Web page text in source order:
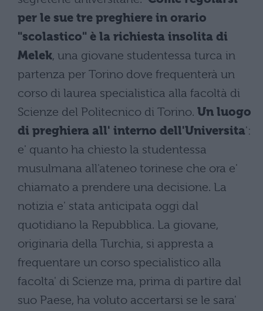
per le sue tre preghiere in orario
"scolastico" è la richiesta insolita di
Melek, una giovane studentessa turca in
partenza per Torino dove frequenterà un
corso di laurea specialistica alla facoltà di
Scienze del Politecnico di Torino. Un luogo
di preghiera all' interno dell'Universita':
e' quanto ha chiesto la studentessa
musulmana all'ateneo torinese che ora e'
chiamato a prendere una decisione. La
notizia e' stata anticipata oggi dal
quotidiano la Repubblica. La giovane,
originaria della Turchia, si appresta a
frequentare un corso specialistico alla
facolta' di Scienze ma, prima di partire dal
suo Paese, ha voluto accertarsi se le sara'